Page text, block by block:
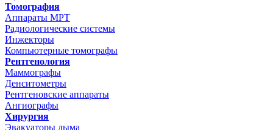
Томография
Аппараты МРТ
Радиологические системы
Инжекторы
Компьютерные томографы
Рентгенология
Маммографы
Денситометры
Рентгеновские аппараты
Ангиографы
Хирургия
Эвакуаторы дыма